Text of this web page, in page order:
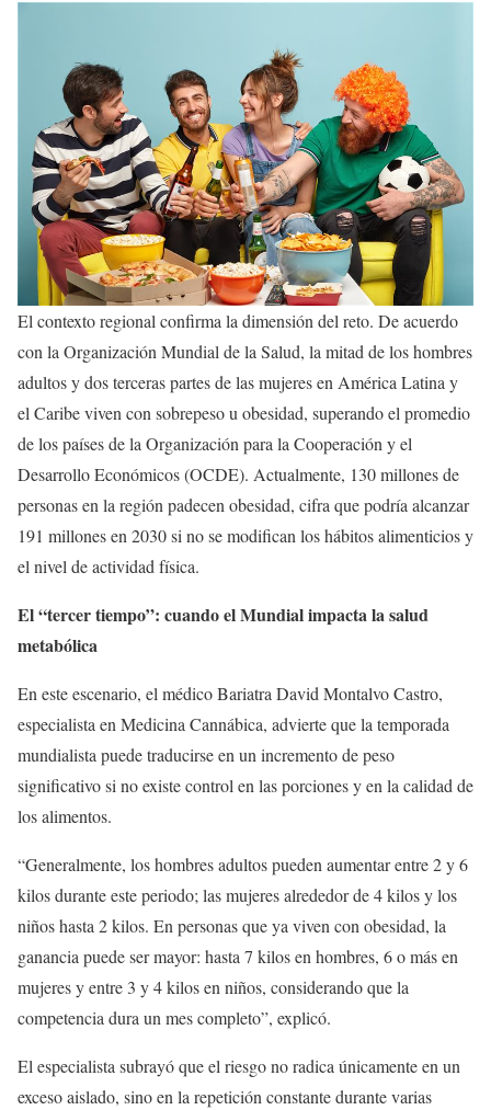
El contexto regional confirma la dimensión del reto. De acuerdo
con la Organización Mundial de la Salud, la mitad de los hombres
adultos y dos terceras partes de las mujeres en América Latina y
el Caribe viven con sobrepeso u obesidad, superando el promedio
de los países de la Organización para la Cooperación y el
Desarrollo Económicos (OCDE). Actualmente, 130 millones de
personas en la región padecen obesidad, cifra que podría alcanzar
191 millones en 2030 si no se modifican los hábitos alimenticios y
el nivel de actividad física.
El “tercer tiempo”: cuando el Mundial impacta la salud
metabólica
En este escenario, el médico Bariatra David Montalvo Castro,
especialista en Medicina Cannábica, advierte que la temporada
mundialista puede traducirse en un incremento de peso
significativo si no existe control en las porciones y en la calidad de
los alimentos.
“Generalmente, los hombres adultos pueden aumentar entre 2 y 6
kilos durante este periodo; las mujeres alrededor de 4 kilos y los
niños hasta 2 kilos. En personas que ya viven con obesidad, la
ganancia puede ser mayor: hasta 7 kilos en hombres, 6 o más en
mujeres y entre 3 y 4 kilos en niños, considerando que la
competencia dura un mes completo”, explicó.
El especialista subrayó que el riesgo no radica únicamente en un
exceso aislado, sino en la repetición constante durante varias